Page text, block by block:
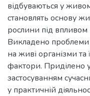
відбуваються у
становлять основу
рослини під
Викладено проблеми
на живі організми та
фактори. Приділено
застосуванням
у практичній